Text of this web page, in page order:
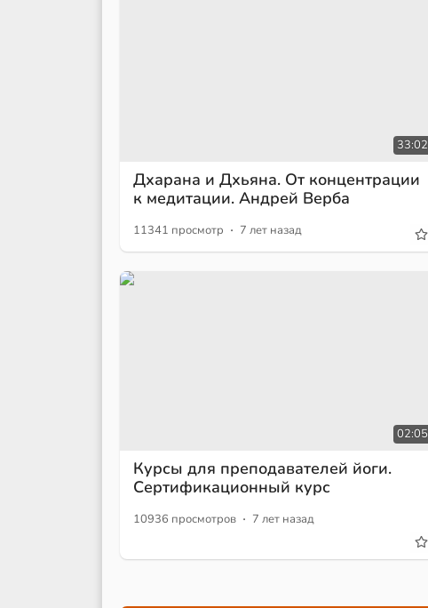
33:02
Дхарана и Дхьяна. От концентрации
к медитации. Андрей Верба
11341 просмотр · 7 лет назад
02:05
Курсы для преподавателей йоги.
Сертификационный курс
10936 просмотров · 7 лет назад